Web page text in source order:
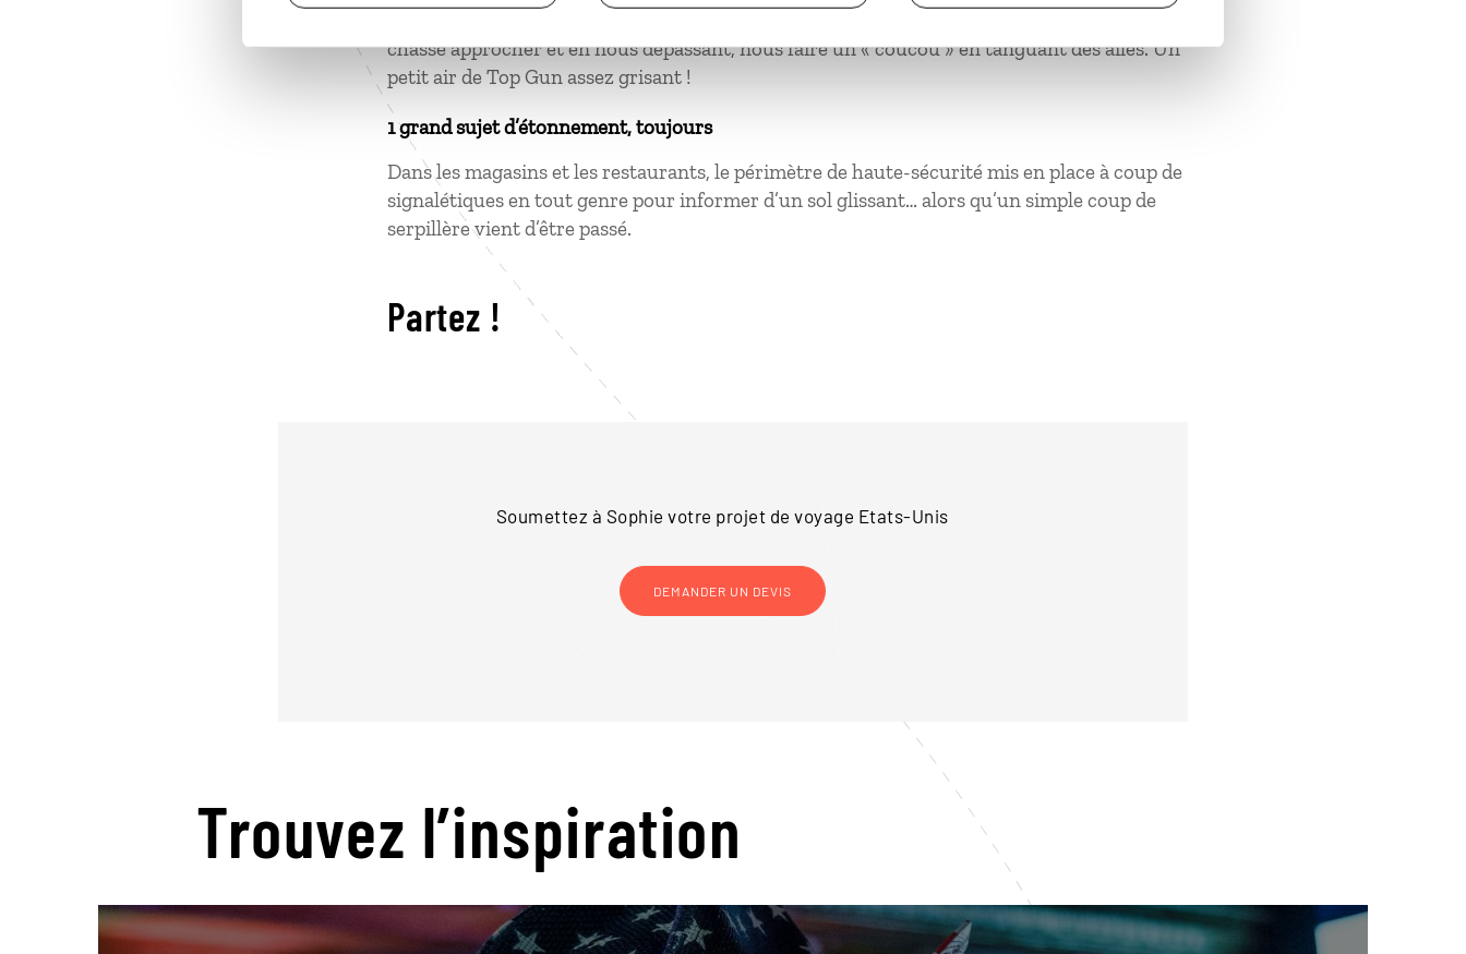
chasse approcher et en nous dépassant, nous faire un « coucou » en tanguant des ailes. Un
petit air de Top Gun assez grisant !
1 grand sujet d’étonnement, toujours
Dans les magasins et les restaurants, le périmètre de haute-sécurité mis en place à coup de
signalétiques en tout genre pour informer d’un sol glissant… alors qu’un simple coup de
serpillère vient d’être passé.
Partez !
Soumettez à Sophie votre projet de voyage Etats-Unis
DEMANDER UN DEVIS
Trouvez l’inspiration